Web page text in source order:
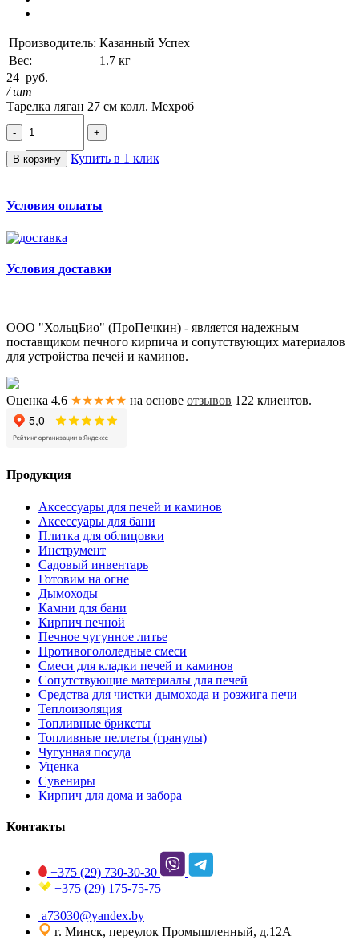
Производитель: Казанный Успех
Вес:
1.7 кг
24 руб.
/ шт
Тарелка ляган 27 см колл. Мехроб
- +
В корзину Купить в 1 клик
Условия оплаты
Условия доставки
ООО "ХольцБио" (ПроПечкин) - является надежным
поставщиком печного кирпича и сопутствующих материалов
для устройства печей и каминов.
Оценка 4.6 ★★★★★ на основе отзывов 122 клиентов.
Продукция
Аксессуары для печей и каминов
Аксессуары для бани
Плитка для облицовки
Инструмент
Садовый инвентарь
Готовим на огне
Дымоходы
Камни для бани
Кирпич печной
Печное чугунное литье
Противогололедные смеси
Смеси для кладки печей и каминов
Сопутствующие материалы для печей
Средства для чистки дымохода и розжига печи
Теплоизоляция
Топливные брикеты
Топливные пеллеты (гранулы)
Чугунная посуда
Уценка
Сувениры
Кирпич для дома и забора
Контакты
+375 (29) 730-30-30
+375 (29) 175-75-75
a73030@yandex.by
г. Минск, переулок Промышленный, д.12А